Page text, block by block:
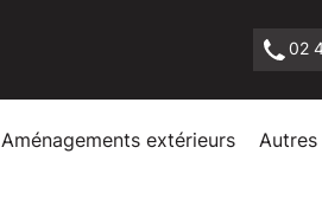
02
Aménagements extérieurs